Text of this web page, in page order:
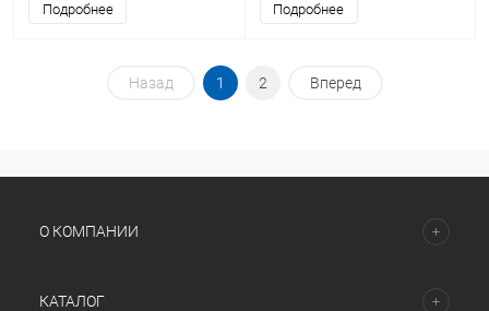
Подробнее Подробнее
Назад 1 2 Вперед
О КОМПАНИИ
КАТАЛОГ